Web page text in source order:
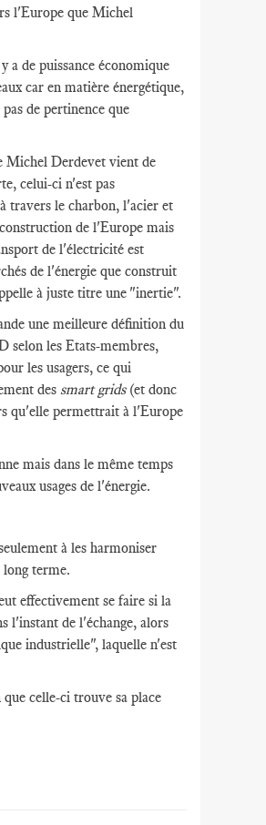
l'Europe que Michel
a de puissance économique
car en matière énergétique,
de pertinence que
Michel Derdevet vient de
celui-ci n'est pas
travers le charbon, l'acier et
de l'Europe mais
de l'électricité est
de l'énergie que construit
à juste titre une "inertie".
une meilleure définition du
selon les Etats-membres,
les usagers, ce qui
des smart grids(et donc
qu'elle permettrait à l'Europe
mais dans le même temps
usages de l'énergie.
à les harmoniser
terme.
effectivement se faire si la
l'instant de l'échange, alors
industrielle", laquelle n'est
celle-ci trouve sa place